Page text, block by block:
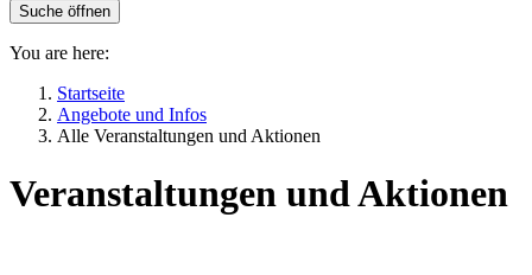
Suche öffnen
You are here:
Startseite
Angebote und Infos
Alle Veranstaltungen und Aktionen
Veranstaltungen und Aktionen